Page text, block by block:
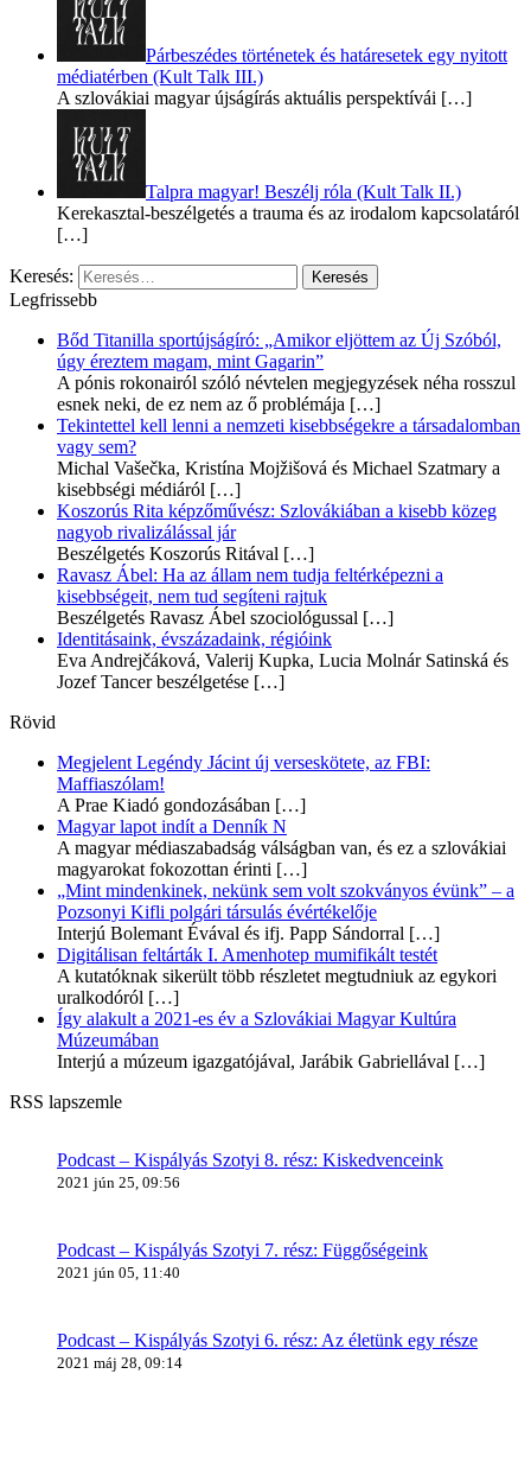
Párbeszédes történetek és határesetek egy nyitott
médiatérben (Kult Talk III.)
A szlovákiai magyar újságírás aktuális perspektívái […]
Talpra magyar! Beszélj róla (Kult Talk II.)
Kerekasztal-beszélgetés a trauma és az irodalom kapcsolatáról
[…]
Keresés:
Legfrissebb
Bőd Titanilla sportújságíró: „Amikor eljöttem az Új Szóból,
úgy éreztem magam, mint Gagarin”
A pónis rokonairól szóló névtelen megjegyzések néha rosszul
esnek neki, de ez nem az ő problémája […]
Tekintettel kell lenni a nemzeti kisebbségekre a társadalomban
vagy sem?
Michal Vašečka, Kristína Mojžišová és Michael Szatmary a
kisebbségi médiáról […]
Koszorús Rita képzőművész: Szlovákiában a kisebb közeg
nagyob rivalizálással jár
Beszélgetés Koszorús Ritával […]
Ravasz Ábel: Ha az állam nem tudja feltérképezni a
kisebbségeit, nem tud segíteni rajtuk
Beszélgetés Ravasz Ábel szociológussal […]
Identitásaink, évszázadaink, régióink
Eva Andrejčáková, Valerij Kupka, Lucia Molnár Satinská és
Jozef Tancer beszélgetése […]
Rövid
Megjelent Legéndy Jácint új verseskötete, az FBI:
Maffiaszólam!
A Prae Kiadó gondozásában […]
Magyar lapot indít a Denník N
A magyar médiaszabadság válságban van, és ez a szlovákiai
magyarokat fokozottan érinti […]
„Mint mindenkinek, nekünk sem volt szokványos évünk” – a
Pozsonyi Kifli polgári társulás évértékelője
Interjú Bolemant Évával és ifj. Papp Sándorral […]
Digitálisan feltárták I. Amenhotep mumifikált testét
A kutatóknak sikerült több részletet megtudniuk az egykori
uralkodóról […]
Így alakult a 2021-es év a Szlovákiai Magyar Kultúra
Múzeumában
Interjú a múzeum igazgatójával, Jarábik Gabriellával […]
RSS lapszemle
Podcast – Kispályás Szotyi 8. rész: Kiskedvenceink
2021 jún 25, 09:56
Podcast – Kispályás Szotyi 7. rész: Függőségeink
2021 jún 05, 11:40
Podcast – Kispályás Szotyi 6. rész: Az életünk egy része
2021 máj 28, 09:14